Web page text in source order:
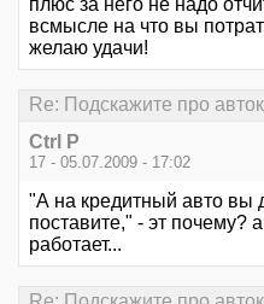
плюс за него не надо
всмысле на что вы
желаю удачи!
Re: Подскажите про
Ctrl P
17 - 05.07.2009 - 17:02
"А на кредитный авто вы
поставите," - эт почему?
работает...